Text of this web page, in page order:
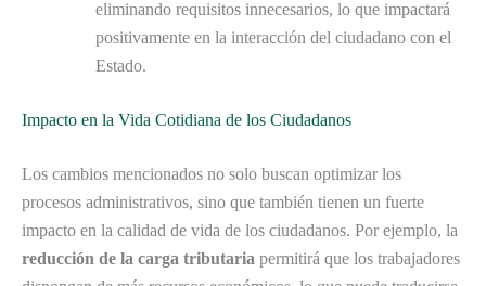
eliminando requisitos innecesarios, lo que impactará
positivamente en la interacción del ciudadano con el
Estado.
Impacto en la Vida Cotidiana de los Ciudadanos
Los cambios mencionados no solo buscan optimizar los
procesos administrativos, sino que también tienen un fuerte
impacto en la calidad de vida de los ciudadanos. Por ejemplo, la
reducción de la carga tributaria permitirá que los trabajadores